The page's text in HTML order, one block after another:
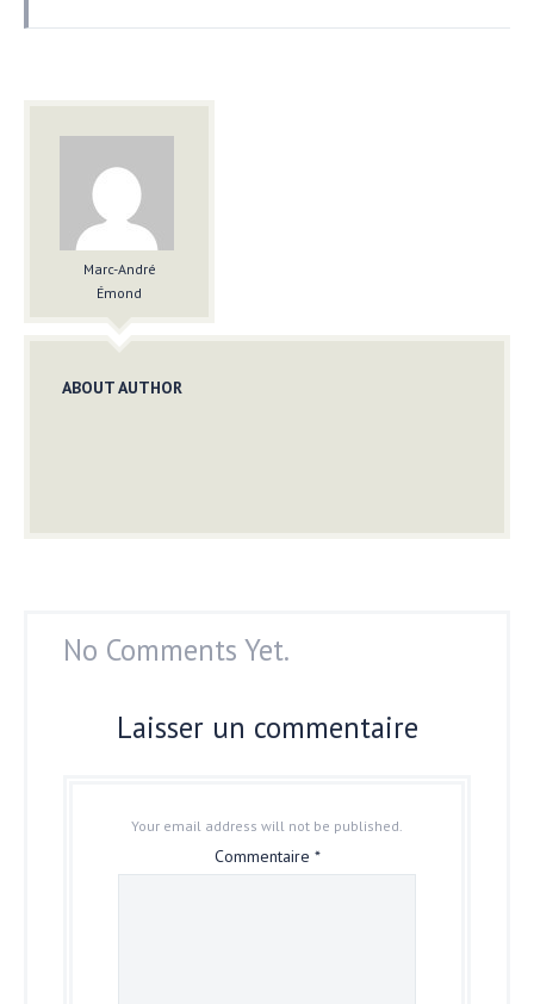
Marc-André
Émond
ABOUT AUTHOR
No Comments Yet.
Laisser un commentaire
Your email address will not be published.
Commentaire *